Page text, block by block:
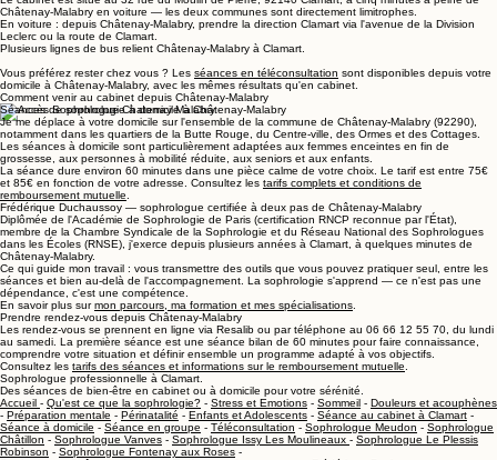
Châtenay-Malabry en voiture — les deux communes sont directement limitrophes.
En voiture : depuis Châtenay-Malabry, prendre la direction Clamart via l'avenue de la Division
Leclerc ou la route de Clamart.
Plusieurs lignes de bus relient Châtenay-Malabry à Clamart.
Vous préférez rester chez vous ? Les séances en téléconsultation sont disponibles depuis votre
domicile à Châtenay-Malabry, avec les mêmes résultats qu'en cabinet.
Comment venir au cabinet depuis Châtenay-Malabry
Séances de sophrologie à domicile à Châtenay-Malabry
Je me déplace à votre domicile sur l'ensemble de la commune de Châtenay-Malabry (92290),
notamment dans les quartiers de la Butte Rouge, du Centre-ville, des Ormes et des Cottages.
Les séances à domicile sont particulièrement adaptées aux femmes enceintes en fin de
grossesse, aux personnes à mobilité réduite, aux seniors et aux enfants.
La séance dure environ 60 minutes dans une pièce calme de votre choix. Le tarif est entre 75€
et 85€ en fonction de votre adresse. Consultez les tarifs complets et conditions de
remboursement mutuelle
Frédérique Duchaussoy — sophrologue certifiée à deux pas de Châtenay-Malabry
Diplômée de l'Académie de Sophrologie de Paris (certification RNCP reconnue par l'État),
membre de la Chambre Syndicale de la Sophrologie et du Réseau National des Sophrologues
dans les Écoles (RNSE), j'exerce depuis plusieurs années à Clamart, à quelques minutes de
Châtenay-Malabry.
Ce qui guide mon travail : vous transmettre des outils que vous pouvez pratiquer seul, entre les
séances et bien au-delà de l'accompagnement. La sophrologie s'apprend — ce n'est pas une
dépendance, c'est une compétence.
En savoir plus surmon parcours, ma formation et mes spécialisations
Prendre rendez-vous depuis Châtenay-Malabry
Les rendez-vous se prennent en ligne via Resalib ou par téléphone au 06 66 12 55 70, du lundi
au samedi. La première séance est une séance bilan de 60 minutes pour faire connaissance,
comprendre votre situation et définir ensemble un programme adapté à vos objectifs.
Consultez les tarifs des séances et informations sur le remboursement mutuelle
Sophrologue professionnelle à Clamart.
Des séances de bien-être en cabinet ou à domicile pour votre sérénité.
Accueil - Qu'est ce que la sophrologie? - Stress et Emotions - Sommeil - Douleurs et acouphènes
- Préparation mentale - Périnatalité - Enfants et Adolescents - Séance au cabinet à Clamart -
Séance à domicile - Séance en groupe - Téléconsultation - Sophrologue Meudon - Sophrologue
Châtillon - Sophrologue Vanves - Sophrologue Issy Les Moulineaux - Sophrologue Le Plessis
Robinson - Sophrologue Fontenay aux Roses -